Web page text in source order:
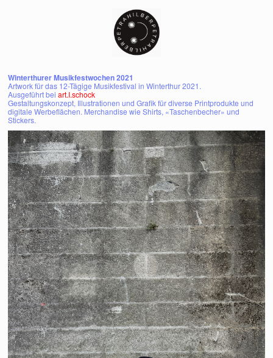
Winterthurer Musikfestwochen 2021
Artwork für das 12-Tägige Musikfestival in Winterthur 2021.
Ausgeführt beiart.I.schock
Gestaltungskonzept, Illustrationen und Grafik für diverse Printprodukte und
digitale Werbeflächen. Merchandise wie Shirts, «Taschenbecher» und
Stickers.